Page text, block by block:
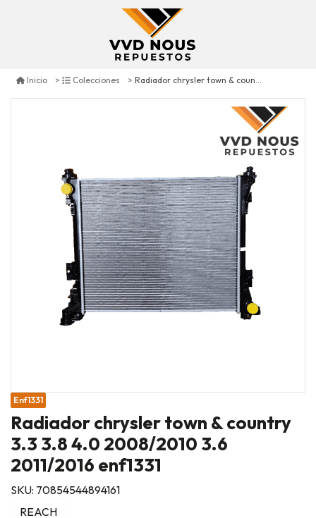
Inicio Colecciones Radiador chrysler town & country 3.3 3.8 4.0 2008/2010 3.6 2011/2016 enf1331
Enf1331
Radiador chrysler town & country
3.3 3.8 4.0 2008/2010 3.6
2011/2016 enf1331
SKU: 70854544894161
REACH